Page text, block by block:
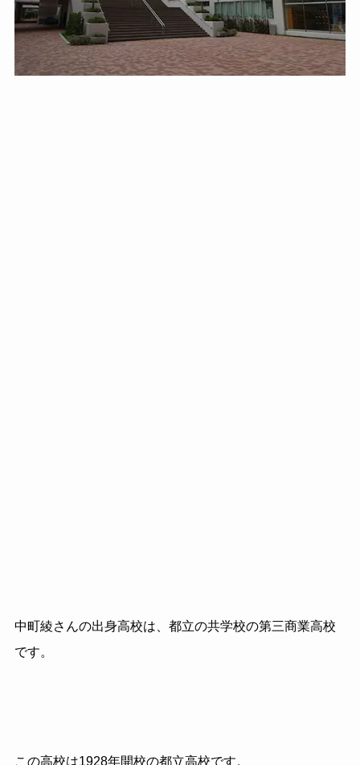
中町綾さんの出身高校は、都立の共学校の第三商業高校
です。
この高校は1928年開校の都立高校です。